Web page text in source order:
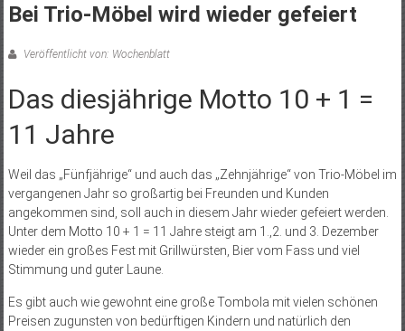
Bei Trio-Möbel wird wieder gefeiert
Veröffentlicht von: Wochenblatt
Das diesjährige Motto 10 + 1 =
11 Jahre
Weil das „Fünfjährige“ und auch das „Zehnjährige“ von Trio-Möbel im
vergangenen Jahr so großartig bei Freunden und Kunden
angekommen sind, soll auch in diesem Jahr wieder gefeiert werden.
Unter dem Motto 10 + 1 = 11 Jahre steigt am 1.,2. und 3. Dezember
wieder ein großes Fest mit Grillwürsten, Bier vom Fass und viel
Stimmung und guter Laune.
Es gibt auch wie gewohnt eine große Tombola mit vielen schönen
Preisen zugunsten von bedürftigen Kindern und natürlich den